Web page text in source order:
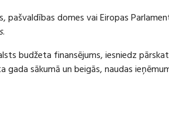
pašvaldības domes vai Eiropas
.
budžeta finansējums, iesniedz
sākumā un beigās, naudas